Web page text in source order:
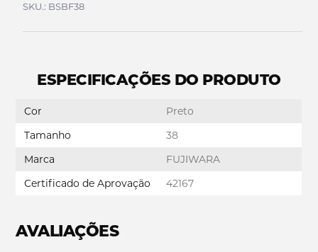
SKU.: BSBF38
ESPECIFICAÇÕES DO PRODUTO
Cor
Preto
Tamanho
38
Marca
FUJIWARA
Certificado de Aprovação
42167
AVALIAÇÕES